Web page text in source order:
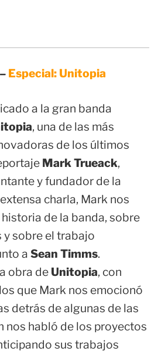
Especial: Unitopia
a la gran banda
, una de las más
de los últimos
Mark Trueack,
y fundador de la
charla, Mark nos
de la banda, sobre
y sobre el trabajo
a Sean Timms.
obra de Unitopia, con
que Mark nos emocionó
detrás de algunas de las
nos habló de los proyectos
sus trabajos